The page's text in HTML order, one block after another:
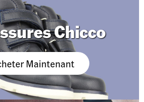
Chicco
Maintenant